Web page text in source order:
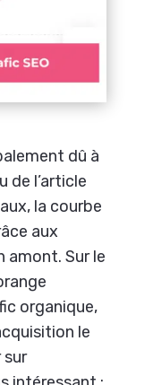
dû à
de l’article
la courbe
aux
amont. Sur le
organique,
le
sur